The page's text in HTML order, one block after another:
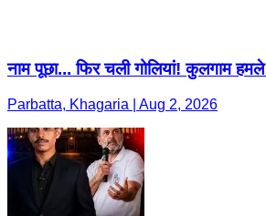
नाम पूछा... फिर चली गोलियां! कुलगाम हमले
Parbatta, Khagaria | Aug 2, 2026